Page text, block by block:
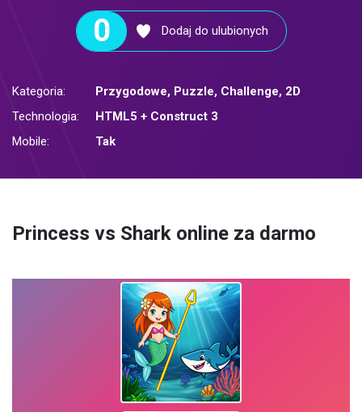
0 Dodaj do ulubionych
Kategoria: Przygodowe, Puzzle, Challenge, 2D
Technologia:
HTML5 + Construct 3
Mobile:
Tak
Princess vs Shark online za darmo